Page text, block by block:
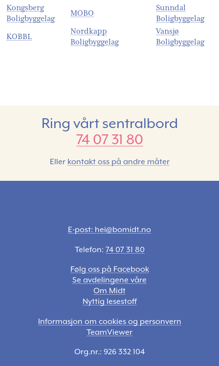
Kongsberg
Boligbyggelag
MOBO
Sunndal
Boligbyggelag
KOBBL
Nordkapp
Boligbyggelag
Vansjø
Boligbyggelag
Ring vårt sentralbord
74 07 31 80
Eller kontakt oss på andre måter
E-post: hei@bomidt.no
Telefon: 74 07 31 80
Følg oss på Facebook
Se avdelingene våre
Om Midt
Nyttig lesestoff
Informasjon om cookies og personvern
TeamViewer
Org.nr.: 926 332 104